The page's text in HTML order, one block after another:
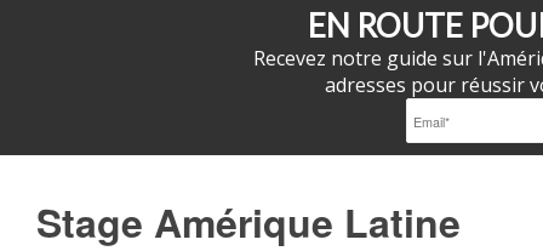
Stage Amérique Latine
EN ROUTE
Recevez notre guide sur
adresses pour réussir